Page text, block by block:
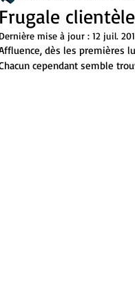
Frugale clientèle
Dernière mise à jour : 12 juil.
dès les premières
cependant semble